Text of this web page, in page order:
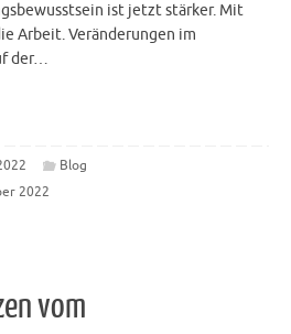
ist jetzt stärker. Mit
Arbeit. Veränderungen im
der…
Blog
2022
vom